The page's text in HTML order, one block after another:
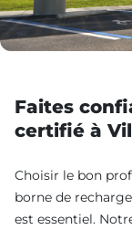
Faites
certifié à
Choisir le bon
borne de
est essentiel.